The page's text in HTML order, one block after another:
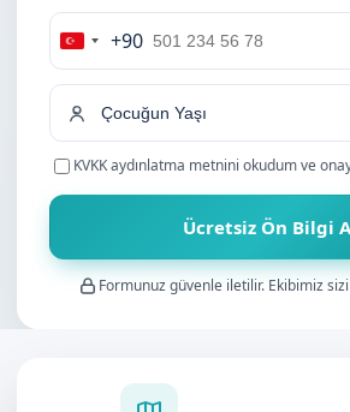
Turkey
+90
+90
KVKK aydınlatma metnini okudum ve
Ücretsiz Ön Bilgi
Formunuz güvenle iletilir. Ekibimiz